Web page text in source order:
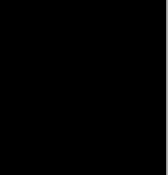
second unit),
de producción),